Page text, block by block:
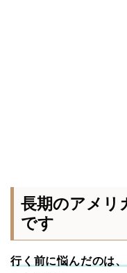
長期のアメリ
です
行く前に悩んだのは